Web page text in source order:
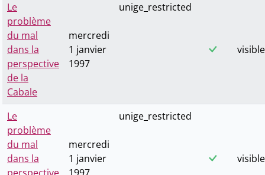
Le
problème
du mal
dans la
perspective
de la
Cabale
mercredi
1 janvier
1997
unige_restricted
visible
Le
problème
du mal
dans la
mercredi
1 janvier
unige_restricted
visible